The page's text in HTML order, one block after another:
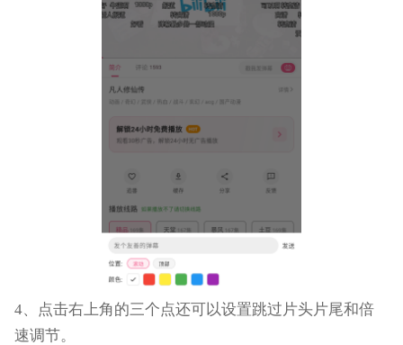
4、点击右上角的三个点还可以设置跳过片头片尾和倍
速调节。